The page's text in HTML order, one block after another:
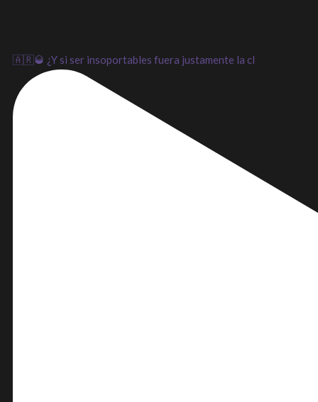
🇦🇷🥃 ¿Y si ser insoportables fuera justamente la cl